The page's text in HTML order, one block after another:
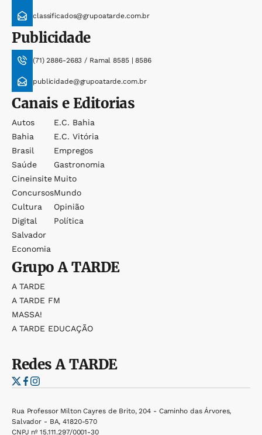
classificados@grupoatarde.com.br
Publicidade
(71) 2886-2683 / Ramal 8585 | 8586
publicidade@grupoatarde.com.br
Canais e Editorias
Autos
Bahia
Brasil
Saúde
Cineinsite
Concursos
Cultura
Digital
Salvador
Economia
E.c. Bahia
E.c. Vitória
Empregos
Gastronomia
Muito
Mundo
Opinião
Política
GrupoA TARDE
A TARDE
A TARDE FM
MASSA!
A TARDE EDUCAÇÃO
RedesA TARDE
Rua Professor Milton Cayres de Brito, 204 - Caminho das Árvores,
Salvador - BA, 41820-570
CNPJ nº 15.111.297/0001-30